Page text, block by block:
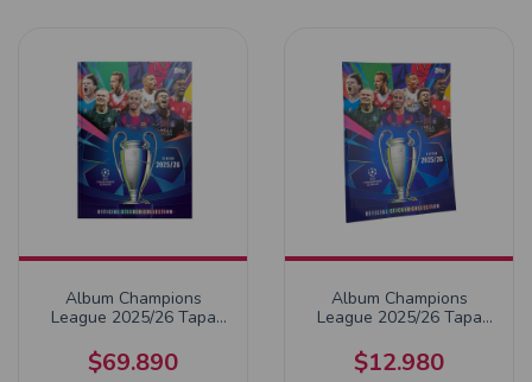
Album Champions
League 2025/26 Tapa
$69.890
Album Champions
League 2025/26 Tapa
$12.980